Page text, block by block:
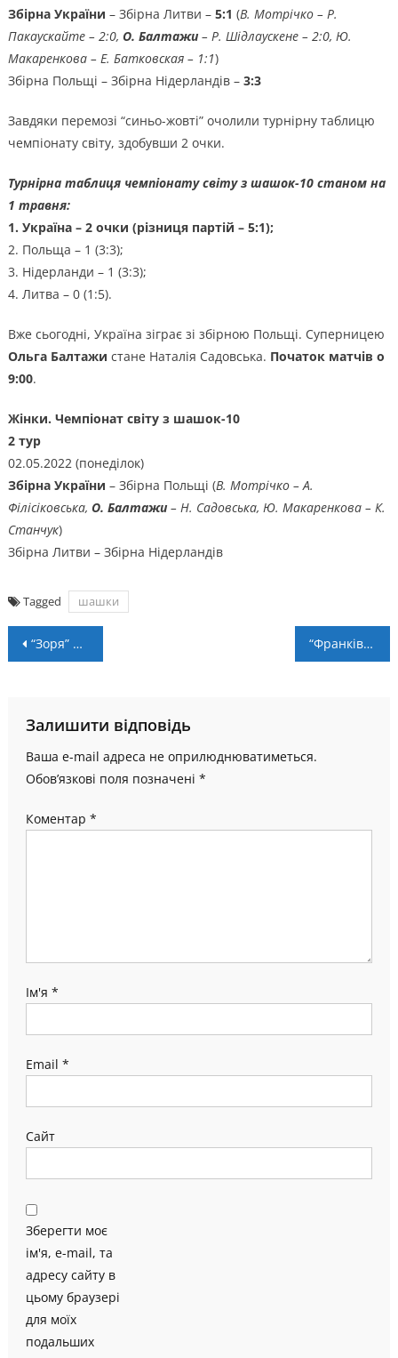
Збірна України – Збірна Литви – 5:1 (В. Мотрічко – Р.
Пакаускайте – 2:0, О. Балтажи– Р. Шідлаускене – 2:0, Ю.
Макаренкова – Е. Батковская – 1:1)
Збірна Польщі – Збірна Нідерландів –3:3
Завдяки перемозі “синьо-жовті” очолили турнірну таблицю
чемпіонату світу, здобувши 2 очки.
Турнірна таблиця чемпіонату світу з шашок-10 станом на
1 травня:
1. Україна – 2 очки (різниця партій – 5:1);
2. Польща – 1 (3:3);
3. Нідерланди – 1 (3:3);
4. Литва – 0 (1:5).
Вже сьогодні, Україна зіграє зі збірною Польщі. Суперницею
Ольга Балтажи стане Наталія Садовська. Початок матчів о
9:00.
Жінки. Чемпіонат світу з шашок-10
2 тур
02.05.2022 (понеділок)
Збірна України – Збірна Польщі (В. Мотрічко – А.
Філісіковська, О. Балтажи– Н. Садовська, Ю. Макаренкова – К.
Станчук)
Збірна Литви – Збірна Нідерландів
Tagged шашки
Навігація
“Зоря” Черніїв – переможець благодійного турніру в Івано-Франківській громаді “Франківськ” став переможцем другого турніру Frankivsk Open Stop з баскетболу 3х3
Залишити відповідь
Ваша e-mail адреса не оприлюднюватиметься.
Обов’язкові поля позначені *
Коментар *
Ім'я *
Email *
Сайт
Зберегти моє
ім'я, e-mail, та
адресу сайту в
цьому браузері
для моїх
подальших